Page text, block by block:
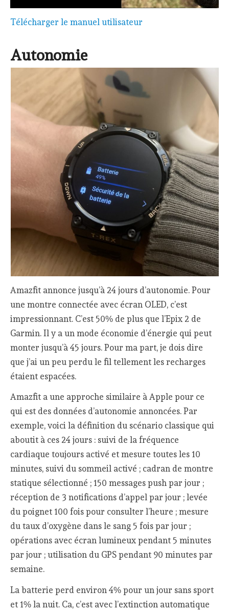
Télécharger le manuel utilisateur
Autonomie
Amazfit annonce jusqu’à 24 jours d’autonomie. Pour
une montre connectée avec écran OLED, c’est
impressionnant. C’est 50% de plus que l’Epix 2 de
Garmin. Il y a un mode économie d’énergie qui peut
monter jusqu’à 45 jours. Pour ma part, je dois dire
que j’ai un peu perdu le fil tellement les recharges
étaient espacées.
Amazfit a une approche similaire à Apple pour ce
qui est des données d’autonomie annoncées. Par
exemple, voici la définition du scénario classique qui
aboutit à ces 24 jours : suivi de la fréquence
cardiaque toujours activé et mesure toutes les 10
minutes, suivi du sommeil activé ; cadran de montre
statique sélectionné ; 150 messages push par jour ;
réception de 3 notifications d’appel par jour ; levée
du poignet 100 fois pour consulter l’heure ; mesure
du taux d’oxygène dans le sang 5 fois par jour ;
opérations avec écran lumineux pendant 5 minutes
par jour ; utilisation du GPS pendant 90 minutes par
semaine.
La batterie perd environ 4% pour un jour sans sport
et 1% la nuit. Ca, c’est avec l’extinction automatique